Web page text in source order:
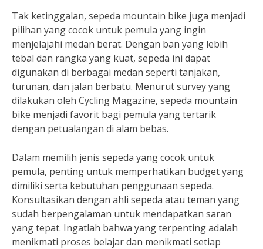
Tak ketinggalan, sepeda mountain bike juga menjadi
pilihan yang cocok untuk pemula yang ingin
menjelajahi medan berat. Dengan ban yang lebih
tebal dan rangka yang kuat, sepeda ini dapat
digunakan di berbagai medan seperti tanjakan,
turunan, dan jalan berbatu. Menurut survey yang
dilakukan oleh Cycling Magazine, sepeda mountain
bike menjadi favorit bagi pemula yang tertarik
dengan petualangan di alam bebas.
Dalam memilih jenis sepeda yang cocok untuk
pemula, penting untuk memperhatikan budget yang
dimiliki serta kebutuhan penggunaan sepeda.
Konsultasikan dengan ahli sepeda atau teman yang
sudah berpengalaman untuk mendapatkan saran
yang tepat. Ingatlah bahwa yang terpenting adalah
menikmati proses belajar dan menikmati setiap